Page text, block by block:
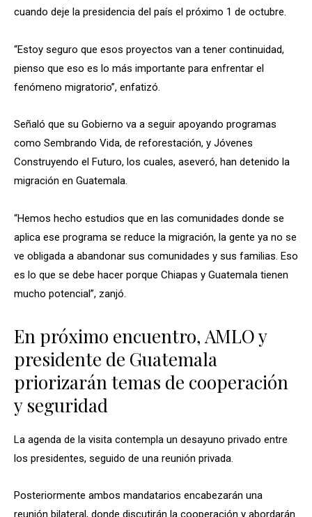
cuando deje la presidencia del país el próximo 1 de octubre.
“Estoy seguro que esos proyectos van a tener continuidad,
pienso que eso es lo más importante para enfrentar el
fenómeno migratorio”, enfatizó.
Señaló que su Gobierno va a seguir apoyando programas
como Sembrando Vida, de reforestación, y Jóvenes
Construyendo el Futuro, los cuales, aseveró, han detenido la
migración en Guatemala.
“Hemos hecho estudios que en las comunidades donde se
aplica ese programa se reduce la migración, la gente ya no se
ve obligada a abandonar sus comunidades y sus familias. Eso
es lo que se debe hacer porque Chiapas y Guatemala tienen
mucho potencial”, zanjó.
En próximo encuentro, AMLO y
presidente de Guatemala
priorizarán temas de cooperación
y seguridad
La agenda de la visita contempla un desayuno privado entre
los presidentes, seguido de una reunión privada.
Posteriormente ambos mandatarios encabezarán una
reunión bilateral, donde discutirán la cooperación y abordarán